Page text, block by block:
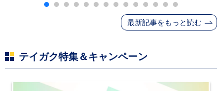
ンナー・断熱材・ル
ーフィングの値上げ
と材料入手困難・出最新記事をもっと読む
テイガク特集＆キャンペーン